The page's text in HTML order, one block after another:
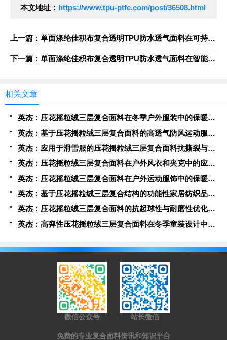
本文地址： https://www.tpu-ptfe.com/post/36508.html
上一篇：单面涤纶佳积布复合透明TPU防水透气面料在可持续时尚产品中的环保价值评估
下一篇：单面涤纶佳积布复合透明TPU防水透气面料在智能可穿戴设备外壳封装中的潜力探索
相关文章
英杰：压花摇粒绒三层复合面料在冬季户外服装中的保暖性能优化研究
英杰：基于压花摇粒绒三层复合面料的高透气防风运动服饰开发
英杰：应用于滑雪服的压花摇粒绒三层复合面料抗撕裂与耐磨性提升技术
英杰：压花摇粒绒三层复合面料在户外风衣和夹克中的应用与性能
英杰：压花摇粒绒三层复合面料在户外运动服饰中的保暖与透气性能研究
英杰：基于压花摇粒绒三层复合结构的功能性家居纺织品开发与应用
英杰：压花摇粒绒三层复合面料的抗起球性与耐磨性优化技术分析
英杰：高弹性压花摇粒绒三层复合面料在冬季童装设计中的应用实践
微信公众号 站长微信
免费的专业复合面料资讯和知识平台